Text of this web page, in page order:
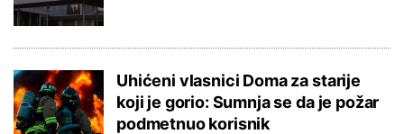
Uhićeni vlasnici Doma za starije
koji je gorio: Sumnja se da je požar
podmetnuo korisnik